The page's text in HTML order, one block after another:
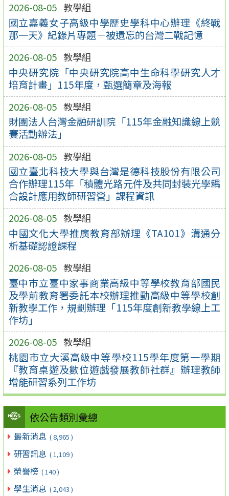
2026-08-05 教學組
國立嘉義女子高級中學歷史學科中心辦理《終戰
那一天》紀錄片專題－被遺忘的台灣二戰記憶
2026-08-05 教學組
中央研究院「中央研究院高中生命科學研究人才
培育計畫」115年度，甄選簡章及海報
2026-08-05 教學組
財團法人台灣金融研訓院「115年金融知識線上競
賽活動辦法」
2026-08-05 教學組
國立臺北科技大學與台灣是德科技股份有限公司
合作辦理115年「積體光路元件及共同封裝光學耦
合設計應用教師研習營」課程資訊
2026-08-05 教學組
中國文化大學推廣教育部辦理《TA101》溝通分
析基礎認證課程
2026-08-05 教學組
臺中市立臺中家事商業高級中等學校教育部國民
及學前教育署委託本校辦理推動高級中等學校創
新教學工作，規劃辦理「115年度創新教學線上工
作坊」
2026-08-05 教學組
桃園市立大溪高級中等學校115學年度第一學期
『教育桌遊及數位遊戲發展教師社群』辦理教師
增能研習系列工作坊
依公告類別彙總
最新消息 ( 8,965 )
研習訊息 ( 1,109 )
榮譽榜 ( 140 )
學生消息 ( 2,043 )